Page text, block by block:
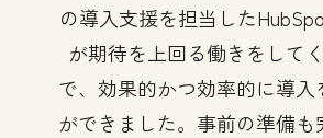
の導入支援を担当した
が期待を上回る働きをして
で、効果的かつ効率的に導入
ができました。事前の準備も